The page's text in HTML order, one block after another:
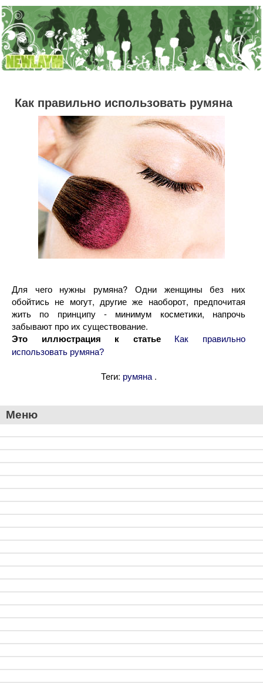
Как правильно использовать румяна
Для чего нужны румяна? Одни женщины без них
обойтись не могут, другие же наоборот, предпочитая
жить по принципу - минимум косметики, напрочь
забывают про их существование.
Это иллюстрация к статье
Как правильно
использовать румяна?
Теги: румяна.
Меню